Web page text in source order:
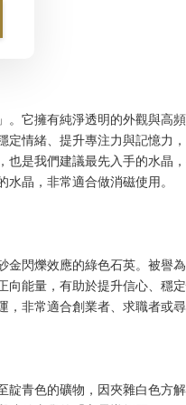
它擁有純淨透明的外觀與高頻
情緒、提升專注力與記憶力
是我們建議最先入手的水晶
晶，非常適合做消磁使用。
閃爍效應的綠色石英。被譽
能量，有助於提升信心、穩
非常適合創業者、求職者或尋
靛青色的礦物，因夾雜白色方